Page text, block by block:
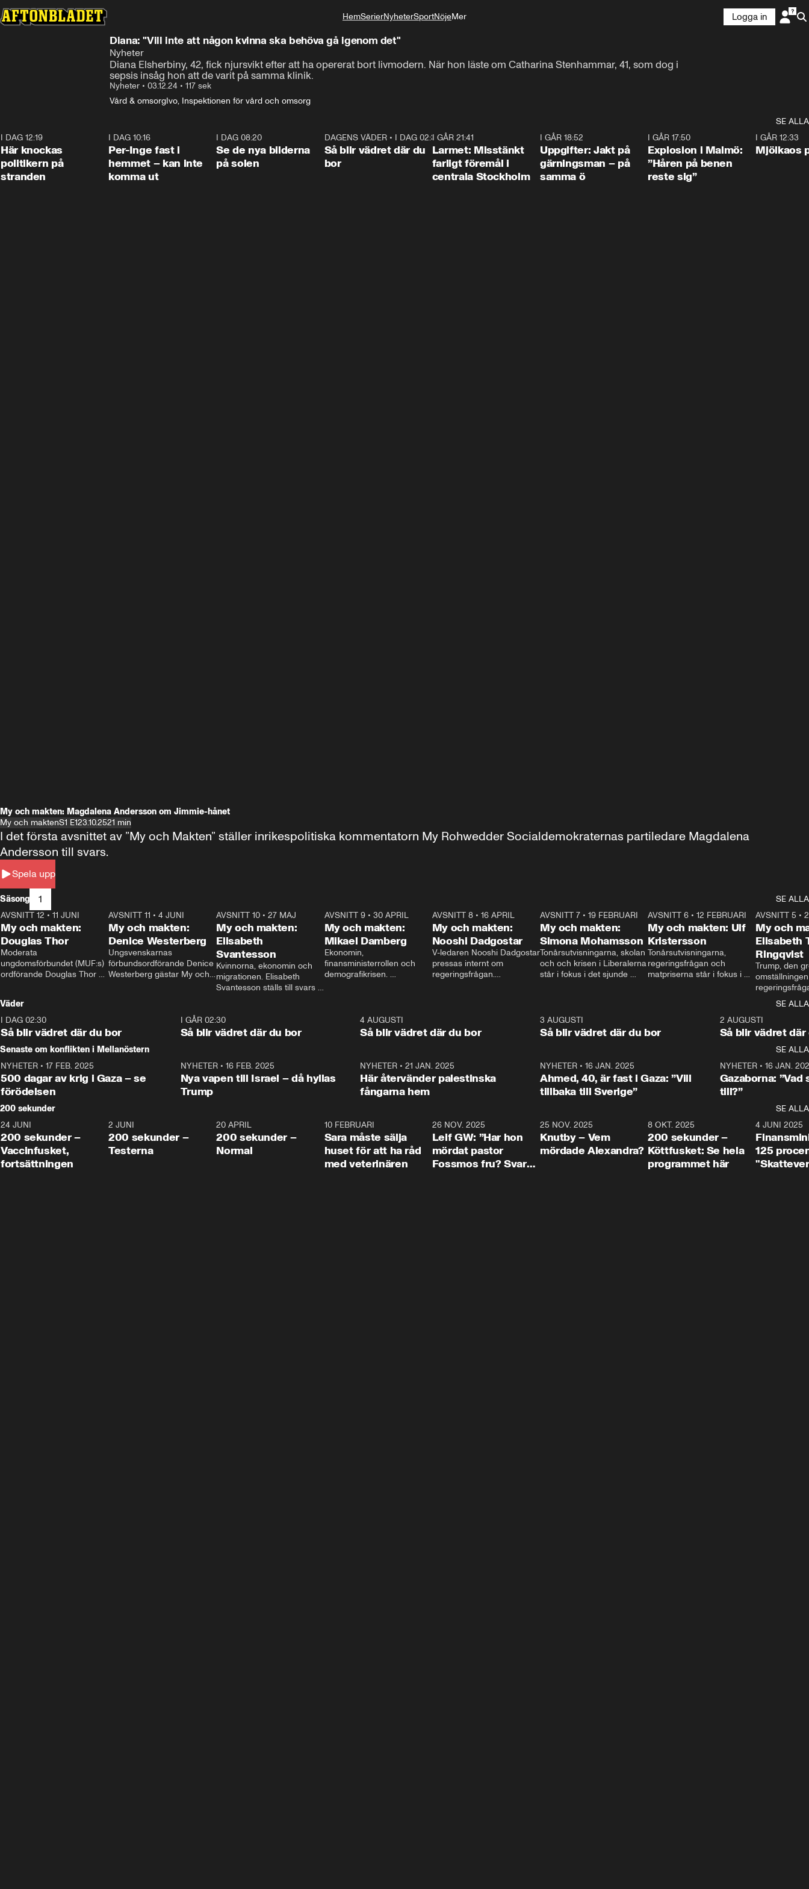
Jag hade en blodpropp
HemSerierNyheterSportNöjeMer
Logga in
Diana: "Vill inte att någon kvinna ska behöva gå igenom det"
Nyheter
Diana Elsherbiny, 42, fick njursvikt efter att ha opererat bort livmodern. När hon läste om Catharina Stenhammar, 41, som dog i
sepsis insåg hon att de varit på samma klinik.
Nyheter • 03.12.24 • 117 sek
Vård & omsorgIvo, Inspektionen för vård och omsorg
SE ALLA
I DAG 12:19
Här knockas
politikern på
stranden
I DAG 10:16
Per-Inge fast i
hemmet – kan inte
komma ut
I DAG 08:20
Se de nya bilderna
på solen
1:06
DAGENS VÄDER• I DAG 02:30
Så blir vädret där du
bor
I GÅR 21:41
Larmet: Misstänkt
farligt föremål i
centrala Stockholm
I GÅR 18:52
Uppgifter: Jakt på
gärningsman – på
samma ö
I GÅR 17:50
Explosion i Malmö:
”Håren på benen
reste sig”
I GÅR 12:33
Mjölkaos
My och makten: Magdalena Andersson om Jimmie-hånet
My och maktenS1 E123.10.2521 min
Spela upp
I det första avsnittet av ”My och Makten” ställer inrikespolitiska kommentatorn My Rohwedder Socialdemokraternas partiledare Magdalena
Andersson till svars.
Säsong 1
SE ALLA
26:27
AVSNITT 12 • 11 JUNI
My och makten:
Douglas Thor
Moderata
ungdomsförbundet (MUF:s)
ordförande Douglas Thor
tonårsutvisningarna och hur
Moderaterna ska locka
väljare till valet i höst.
23:40
AVSNITT 11 •4 JUNI
My och makten:
Denice Westerberg
Ungsvenskarnas
förbundsordförande Denice
Westerberg gästar My och
AVSNITT 10 •27 MAJ
My och makten:
Elisabeth
Svantesson
Kvinnorna, ekonomin och
migrationen. Elisabeth
Svantesson ställs till svars
AVSNITT 9• 30 APRIL
My och makten:
Mikael Damberg
Ekonomin,
finansministerrollen och
demografikrisen.
och Makten.
AVSNITT 8• 16 APRIL
My och makten:
Nooshi Dadgostar
V-ledaren Nooshi Dadgostar
pressas internt om
regeringsfrågan.
– Vi ställer upp i val. Ska vi
vara med så sitter vi förstås
24:30
AVSNITT 7• 19 FEBRUARI
My och makten:
Simona Mohamsson
Tonårsutvisningarna, skolan
och och krisen i Liberalerna
står i fokus i det sjunde
kommentator My
Rohwedder ställer
utbildnings- och
Mohamsson till svars.
27:30
AVSNITT 6 •12 FEBRUARI
My och makten: Ulf
Kristersson
Tonårsutvisningarna,
regeringsfrågan och
matpriserna står i fokus i
Rohwedder ställer
statsminister Ulf Kristersson
AVSNITT 5 •
My och
Elisabeth
Ringqvist
Trump, den
centrum i
avsnittet av
Makten”. Se
Aftonbladets
Rohwedder
Thand Ring
Väder
SE ALLA
I DAG 02:30
Så blir vädret där du bor
1:06
I GÅR 02:30
Så blir vädret där du bor
4 AUGUSTI
Så blir vädret där du bor
3 AUGUSTI
Så blir vädret där du bor
2 AUGUSTI
Så blir vädret där
Senaste om konflikten i Mellanöstern
SE ALLA
NYHETER • 17 FEB. 2025
500 dagar av krig i Gaza – se
förödelsen
NYHETER• 16 FEB. 2025
Nya vapen till Israel – då hyllas
Trump
NYHETER •21 JAN. 2025
Här återvänder palestinska
fångarna hem
NYHETER• 16 JAN. 2025
Ahmed, 40, är fast i Gaza: ”Vill
tillbaka till Sverige”
NYHETER• 16 JAN.
Gazaborna:
till?”
200 sekunder
SE ALLA
5:00
24 JUNI
200 sekunder –
Vaccinfusket,
fortsättningen
4:23
2 JUNI
200 sekunder –
Testerna
20 APRIL
200 sekunder –
Normal
10 FEBRUARI
Sara måste sälja
huset för att ha råd
med veterinären
26 NOV. 2025
Leif GW: ”Har hon
mördat pastor
Fossmos fru? Svar
31:05
25 NOV. 2025
Knutby – Vem
mördade Alexandra?
4:29
8 OKT. 2025
200 sekunder –
Köttfusket: Se hela
programmet här
4 JUNI 2025
125